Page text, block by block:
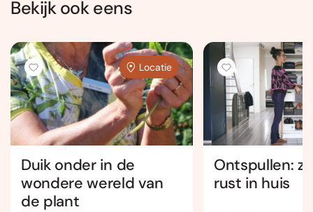
Bekijk ook eens
Locatie
Duik onder in de
wondere wereld van
de plant
Ontspullen:
rust in huis